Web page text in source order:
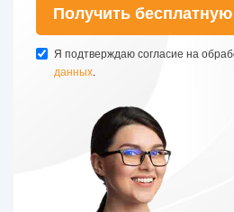
Получить
Я подтверждаю согласие на
данных.